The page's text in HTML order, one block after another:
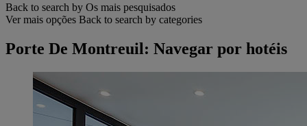
Back to search by Os mais pesquisados
Ver mais opções Back to search by categories
Porte De Montreuil: Navegar por hotéis